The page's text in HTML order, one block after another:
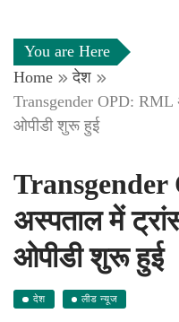
You are Here
Home
देश
Transgender OPD: RML
ओपीडी शुरू हुई
अस्पताल में
ओपीडी शुरू हुई
देश लीड न्यूज